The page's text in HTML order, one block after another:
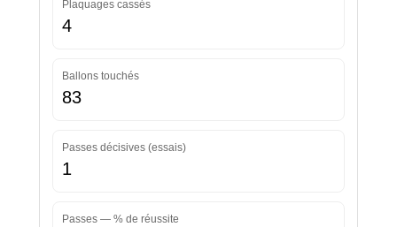
Plaquages cassés
4
Ballons touchés
83
Passes décisives (essais)
1
Passes — % de réussite